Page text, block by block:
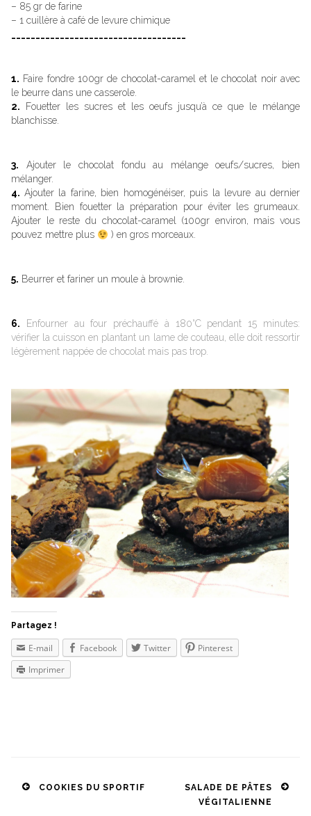
– 85 gr de farine
– 1 cuillère à café de levure chimique
1. Faire fondre 100gr de chocolat-caramel et le chocolat noir avec
le beurre dans une casserole.
2. Fouetter les sucres et les oeufs jusqu’à ce que le mélange
blanchisse.
3. Ajouter le chocolat fondu au mélange oeufs/sucres, bien
mélanger.
4. Ajouter la farine, bien homogénéiser, puis la levure au dernier
moment. Bien fouetter la préparation pour éviter les grumeaux.
Ajouter le reste du chocolat-caramel (100gr environ, mais vous
pouvez mettre plus
) en gros morceaux.
5. Beurrer et fariner un moule à brownie.
6. Enfourner au four préchauffé à 180°C pendant 15 minutes:
vérifier la cuisson en plantant un lame de couteau, elle doit ressortir
légèrement nappée de chocolat mais pas trop.
Partagez !
E-mail Facebook Twitter
Pinterest
Imprimer
PostCOOKIES DU SPORTIF
SALADE DE PÂTES
VÉGITALIENNE